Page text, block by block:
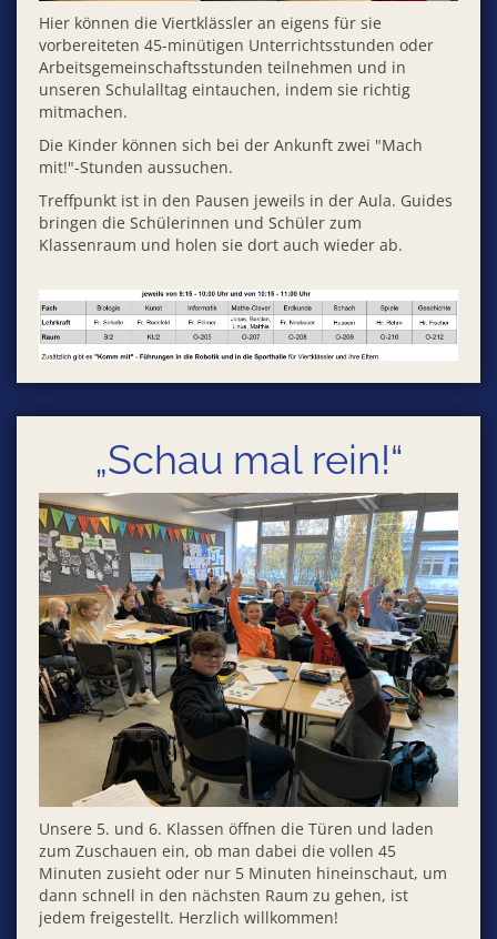
Hier können die Viertklässler an eigens für sie
vorbereiteten 45-minütigen Unterrichtsstunden oder
Arbeitsgemeinschaftsstunden teilnehmen und in
unseren Schulalltag eintauchen, indem sie richtig
mitmachen.
Die Kinder können sich bei der Ankunft zwei "Mach
mit!"-Stunden aussuchen.
Treffpunkt ist in den Pausen jeweils in der Aula. Guides
bringen die Schülerinnen und Schüler zum
Klassenraum und holen sie dort auch wieder ab.
„Schau mal rein!“
Unsere 5. und 6. Klassen öffnen die Türen und laden
zum Zuschauen ein, ob man dabei die vollen 45
Minuten zusieht oder nur 5 Minuten hineinschaut, um
dann schnell in den nächsten Raum zu gehen, ist
jedem freigestellt. Herzlich willkommen!